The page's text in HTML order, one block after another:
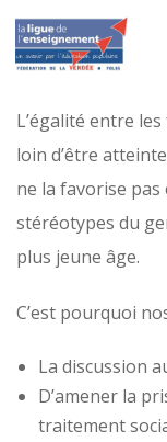
L’égalité entre
loin d’être
ne la favorise
stéréotypes du
plus jeune âge.
C’est pourquoi
La discussion
D’amener la
traitement